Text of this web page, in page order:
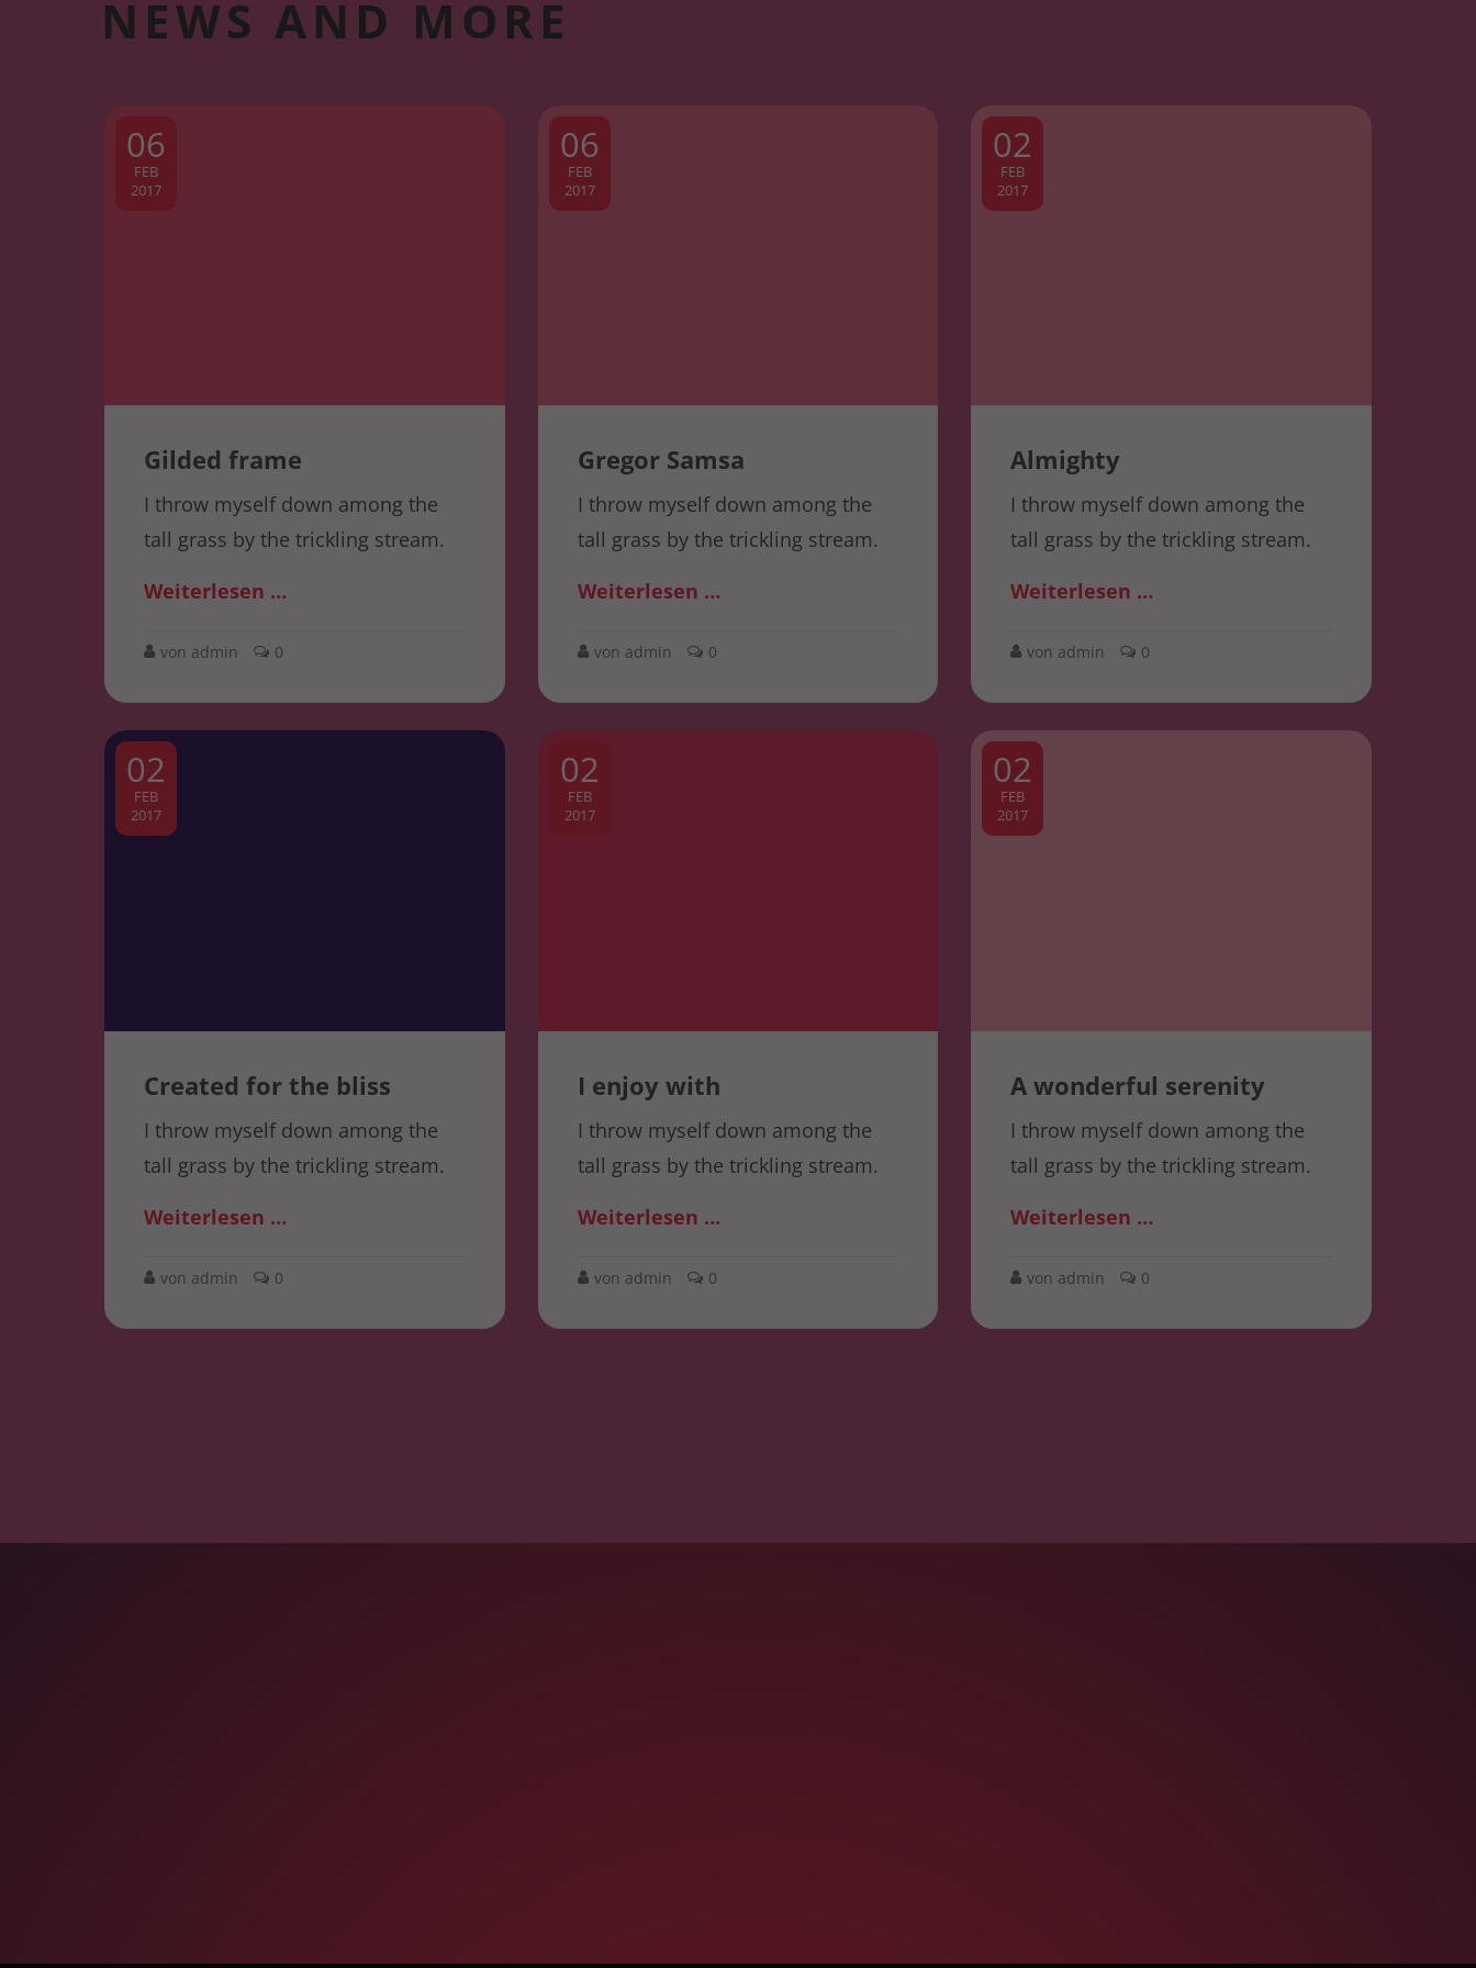
NEWS AND MORE
06
FEB
2017
Gilded frame
I throw myself down among the
tall grass by the trickling stream.
Weiterlesen …
von admin 0
06
FEB
2017
Gregor Samsa
I throw myself down among the
tall grass by the trickling stream.
Weiterlesen …
von admin 0
02
FEB
2017
Almighty
I throw myself down among the
tall grass by the trickling stream.
Weiterlesen …
von admin 0
02
FEB
2017
Created for the bliss
I throw myself down among the
tall grass by the trickling stream.
Weiterlesen …
von admin 0
02
FEB
2017
I enjoy with
I throw myself down among the
tall grass by the trickling stream.
Weiterlesen …
von admin 0
02
FEB
2017
A wonderful serenity
I throw myself down among the
tall grass by the trickling stream.
Weiterlesen …
von admin 0
Get in
Contact Us Follow Us